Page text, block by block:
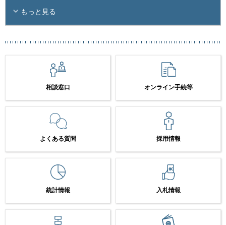
もっと見る
相談窓口 オンライン手続等
よくある質問 採用情報
統計情報 入札情報